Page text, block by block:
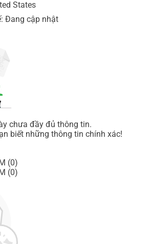
States
Đang cập nhật
chưa đầy đủ thông tin.
biết những thông tin chính xác!
(0)
(0)